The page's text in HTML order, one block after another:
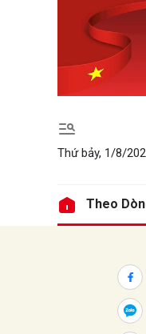
Thứ bảy, 1/8/
Theo